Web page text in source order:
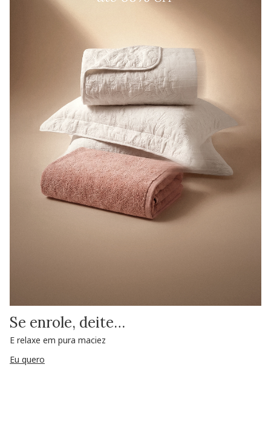
Se enrole, deite…
E relaxe em pura maciez
Eu quero